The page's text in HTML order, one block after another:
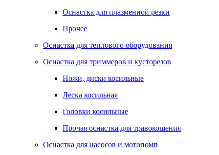
Оснастка для плазменной резки
Прочее
Оснастка для теплового оборудования
Оснастка для триммеров и кусторезов
Ножи, диски косильные
Леска косильная
Головки косильные
Прочая оснастка для травокошения
Оснастка для насосов и мотопомп